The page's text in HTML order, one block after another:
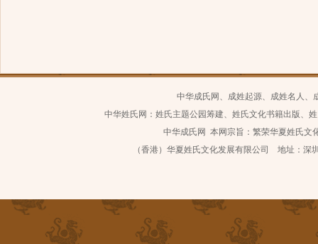
中华成氏网、成姓起源、成姓名人、
中华姓氏网：姓氏主题公园筹建、姓氏文化书籍出版、
中华成氏网 本网宗旨：繁荣华夏姓氏文
（香港）华夏姓氏文化发展有限公司 地址：